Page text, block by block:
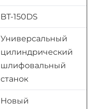
BT-150DS
Универсальный
цилиндрический
шлифовальный
станок
Новый